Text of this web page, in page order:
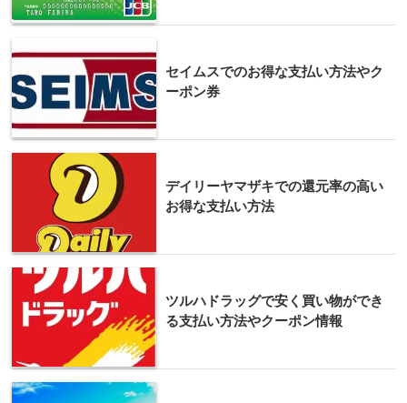
セイムスでのお得な支払い方法やク
ーポン券
デイリーヤマザキでの還元率の高い
お得な支払い方法
ツルハドラッグで安く買い物ができ
る支払い方法やクーポン情報